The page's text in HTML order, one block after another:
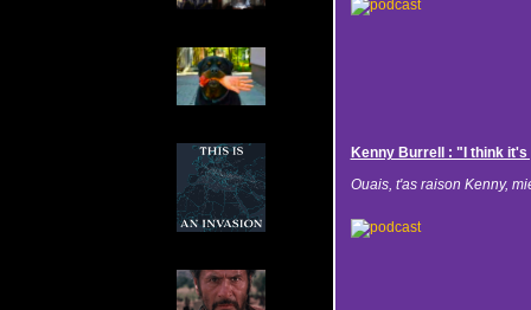
Kenny Burrell : "I think it's
Ouais, t'as raison Kenny,